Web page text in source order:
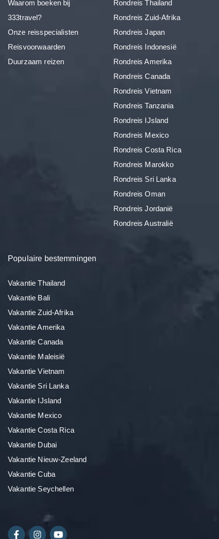
Waarom boeken bij
333travel?
Onze reisspecialisten
Reisvoorwaarden
Duurzaam reizen
Rondreis Thailand
Rondreis Zuid-Afrika
Rondreis Japan
Rondreis Indonesië
Rondreis Amerika
Rondreis Canada
Rondreis Vietnam
Rondreis Tanzania
Rondreis IJsland
Rondreis Mexico
Rondreis Costa Rica
Rondreis Marokko
Rondreis Sri Lanka
Rondreis Oman
Rondreis Jordanië
Rondreis Australië
Populaire bestemmingen
Vakantie Thailand
Vakantie Bali
Vakantie Zuid-Afrika
Vakantie Amerika
Vakantie Canada
Vakantie Maleisië
Vakantie Vietnam
Vakantie Sri Lanka
Vakantie IJsland
Vakantie Mexico
Vakantie Costa Rica
Vakantie Dubai
Vakantie Nieuw-Zeeland
Vakantie Cuba
Vakantie Seychellen